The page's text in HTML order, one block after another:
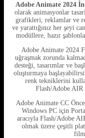
Adobe Animate 2024
olarak animasyonlar
grafikleri, reklamlar ve
ve yarattığınız her şeyi
modüllere, hazır
Adobe Animate 2024
uğraşmak zorunda
desteği, tasarımlar ve
oluşturmaya
renk tekniklerini
Flash/Adobe AIR
Adobe Animate CC
Windows PC için
aracıyla Flash/Adobe
olmak üzere çeşitli